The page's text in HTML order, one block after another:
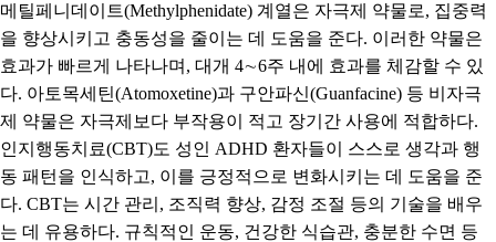
메틸페니데이트(Methylphenidate) 계열은 자극제 약물로, 집중력
을 향상시키고 충동성을 줄이는 데 도움을 준다. 이러한 약물은
효과가 빠르게 나타나며 , 대개 4∼6주 내에 효과를 체감할 수 있
다. 아토목세틴(Atomoxetine)과 구안파신(Guanfacine) 등 비자극
제 약물은 자극제보다 부작용이 적고 장기간 사용에 적합하다.
인지행동치료(CBT)도 성인 ADHD 환자들이 스스로 생각과 행
동 패턴을 인식하고, 이를 긍정적으로 변화시키는 데 도움을 준
다. CBT는 시간 관리 , 조직력 향상, 감정 조절 등의 기술을 배우
는 데 유용하다. 규칙적인 운동, 건강한 식습관, 충분한 수면 등